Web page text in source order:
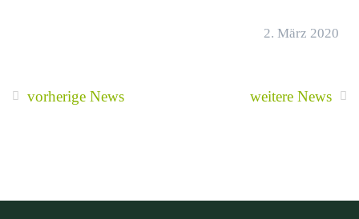
2. März 2020
vorherige News weitere News